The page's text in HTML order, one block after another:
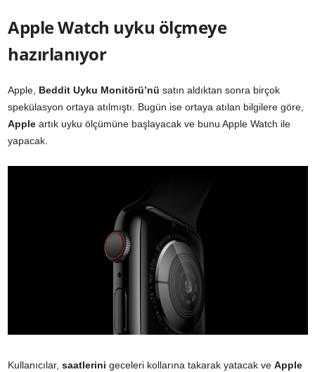
Apple Watch uyku ölçmeye
hazırlanıyor
Apple, Beddit Uyku Monitörü’nü satın aldıktan sonra birçok
spekülasyon ortaya atılmıştı. Bugün ise ortaya atılan bilgilere göre,
Apple artık uyku ölçümüne başlayacak ve bunu Apple Watch ile
yapacak.
Kullanıcılar, saatlerini geceleri kollarına takarak yatacak ve Apple